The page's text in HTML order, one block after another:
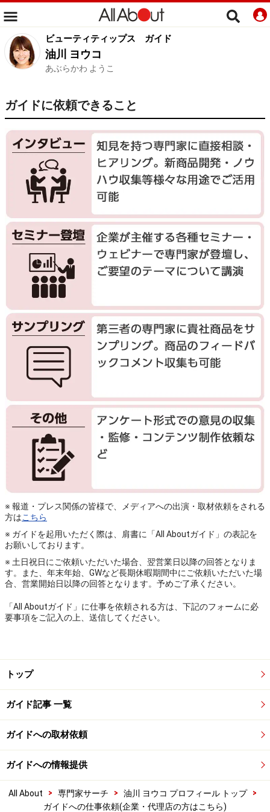
ビューティティップス ガイド
油川 ヨウコ
あぶらかわ ようこ
ガイドに依頼できること
※ 報道・プレス関係の皆様で、メディアへの出演・取材依頼をされる
方はこちら
※ ガイドを起用いただく際は、肩書に「All Aboutガイド」の表記を
お願いしております。
※ 土日祝日にご依頼いただいた場合、翌営業日以降の回答となりま
す。また、年末年始、GWなど長期休暇期間中にご依頼いただいた場
合、営業開始日以降の回答となります。予めご了承ください。
「All Aboutガイド」に仕事を依頼される方は、下記のフォームに必
要事項をご記入の上、送信してください。
トップ
ガイド記事 一覧
ガイドへの取材依頼
ガイドへの情報提供
All About > 専門家サーチ > 油川 ヨウコ プロフィール トップ
>
ガイドへの仕事依頼(企業・代理店の方はこちら)